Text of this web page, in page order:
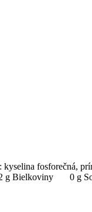
fosforečná,
g Bielkoviny 0